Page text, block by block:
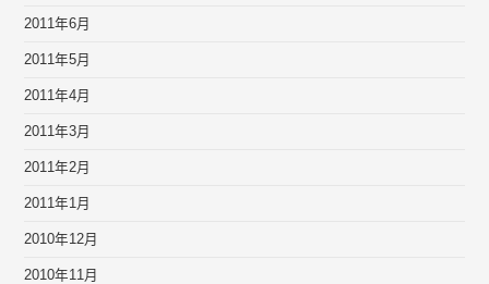
2011年6月
2011年5月
2011年4月
2011年3月
2011年2月
2011年1月
2010年12月
2010年11月